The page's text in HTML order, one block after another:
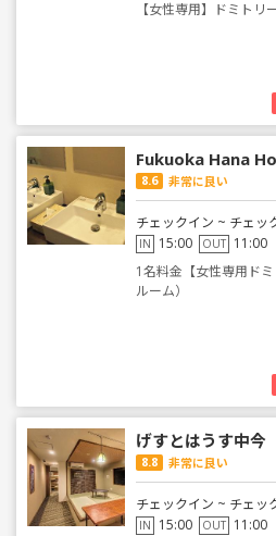
【女性専用】ドミトリ
Fukuoka Hana
8.6 非常に良い
チェックイン ~ チェッ
IN 15:00 OUT 11:00
1名料金【女性専用ド
ルーム）
げすとはうす中今
8.8 非常に良い
チェックイン ~ チェッ
IN 15:00 OUT 11:00